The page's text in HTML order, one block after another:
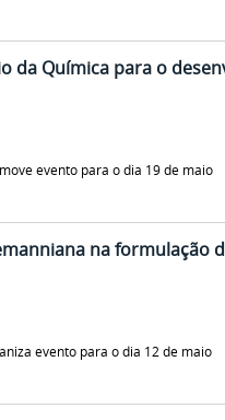
da Química para o
evento para o dia 19 de maio
na formulação
evento para o dia 12 de maio